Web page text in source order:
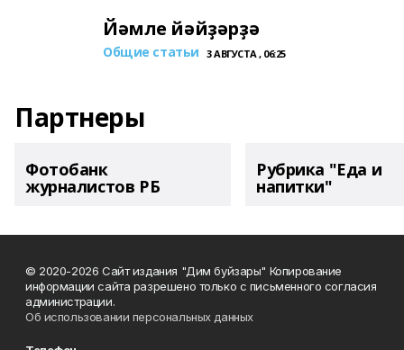
Йәмле йәйҙәрҙә
Общие статьи 3 АВГУСТА , 06:25
Партнеры
Фотобанк
журналистов РБ
Рубрика "Еда и
напитки"
© 2020-2026 Сайт издания "Дим буйзары" Копирование
информации сайта разрешено только с письменного согласия
администрации.
Об использовании персональных данных